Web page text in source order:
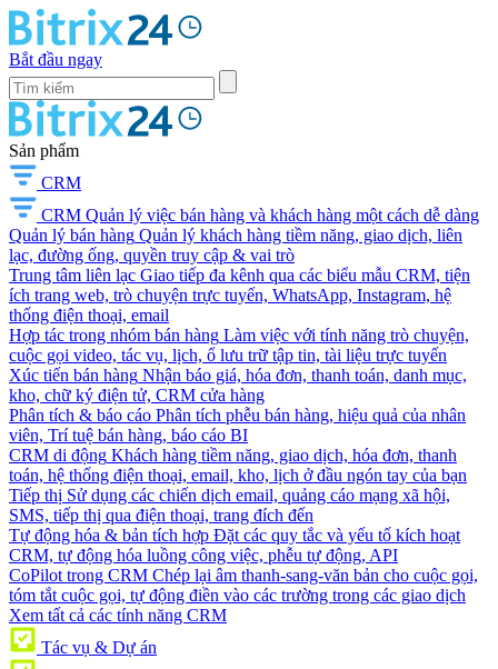
Bắt đầu ngay
Sản phẩm
CRM
CRM Quản lý việc bán hàng và khách hàng một cách dễ dàng
Quản lý bán hàng Quản lý khách hàng tiềm năng, giao dịch, liên
lạc, đường ống, quyền truy cập & vai trò
Trung tâm liên lạc Giao tiếp đa kênh qua các biểu mẫu CRM, tiện
ích trang web, trò chuyện trực tuyến, WhatsApp, Instagram, hệ
thống điện thoại, email
Hợp tác trong nhóm bán hàng Làm việc với tính năng trò chuyện,
cuộc gọi video, tác vụ, lịch, ổ lưu trữ tập tin, tài liệu trực tuyến
Xúc tiến bán hàng Nhận báo giá, hóa đơn, thanh toán, danh mục,
kho, chữ ký điện tử, CRM cửa hàng
Phân tích & báo cáo Phân tích phễu bán hàng, hiệu quả của nhân
viên, Trí tuệ bán hàng, báo cáo BI
CRM di động Khách hàng tiềm năng, giao dịch, hóa đơn, thanh
toán, hệ thống điện thoại, email, kho, lịch ở đầu ngón tay của bạn
Tiếp thị Sử dụng các chiến dịch email, quảng cáo mạng xã hội,
SMS, tiếp thị qua điện thoại, trang đích đến
Tự động hóa & bản tích hợp Đặt các quy tắc và yếu tố kích hoạt
CRM, tự động hóa luồng công việc, phễu tự động, API
CoPilot trong CRM Chép lại âm thanh-sang-văn bản cho cuộc gọi,
tóm tắt cuộc gọi, tự động điền vào các trường trong các giao dịch
Xem tất cả các tính năng CRM
Tác vụ & Dự án